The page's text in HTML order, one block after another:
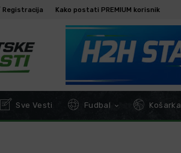
Registracija Kako postati PREMIUM korisnik
Sve Vesti Fudbal Košarka